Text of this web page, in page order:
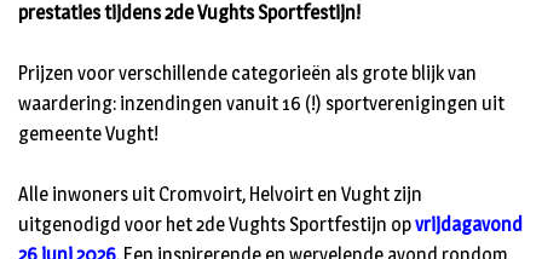
prestaties tijdens 2de Vughts Sportfestijn!
Prijzen voor verschillende categorieën als grote blijk van
waardering: inzendingen vanuit 16 (!) sportverenigingen uit
gemeente Vught!
Alle inwoners uit Cromvoirt, Helvoirt en Vught zijn
uitgenodigd voor het 2de Vughts Sportfestijn opvrijdagavond